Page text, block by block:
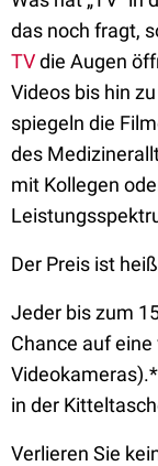
das noch fragt,
TVdie Augen
Videos bis hin
spiegeln die
des
mit Kollegen
Der Preis ist heiß
Jeder bis zum
Chance auf
in der
Verlieren Sie